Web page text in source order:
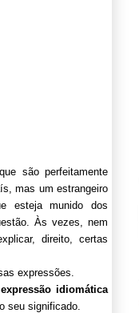
que são perfeitamente
mas um estrangeiro
esteja munido dos
Às vezes, nem
direito, certas
expressões.
expressão idiomática
seu significado.